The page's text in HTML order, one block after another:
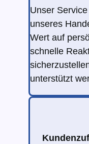
Unser
unseres
Wert auf
schnelle
unterstützt